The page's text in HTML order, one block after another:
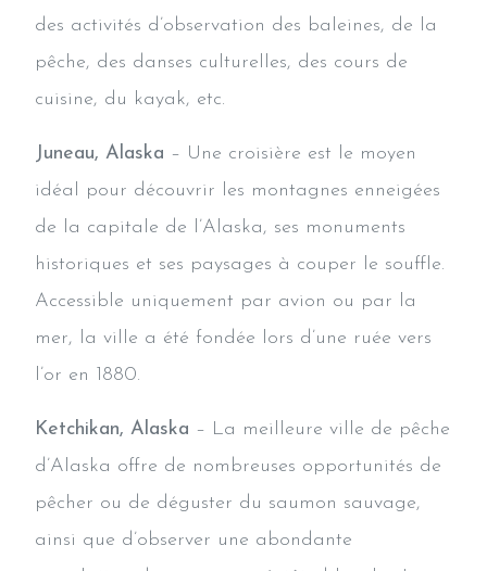
des activités d’observation des baleines, de la
pêche, des danses culturelles, des cours de
cuisine, du kayak, etc.
Juneau, Alaska – Une croisière est le moyen
idéal pour découvrir les montagnes enneigées
de la capitale de l’Alaska, ses monuments
historiques et ses paysages à couper le souffle.
Accessible uniquement par avion ou par la
mer, la ville a été fondée lors d’une ruée vers
l’or en 1880.
Ketchikan, Alaska – La meilleure ville de pêche
d’Alaska offre de nombreuses opportunités de
pêcher ou de déguster du saumon sauvage,
ainsi que d’observer une abondante